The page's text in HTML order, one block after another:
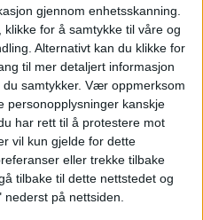
gjennom enhetsskanning.
for å samtykke til våre og
Alternativt kan du klikke for
til mer detaljert informasjon
samtykker. Vær oppmerksom
personopplysninger kanskje
har rett til å protestere mot
vil kun gjelde for dette
eller trekke tilbake
tilbake til dette nettstedet og
på nettsiden.
trist. Det skjer
hver dag, sier
arbeid med
før er kjent at